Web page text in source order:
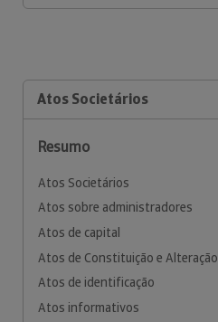
Atos Societários
Resumo
Atos Societários
Atos sobre administradores
Atos de capital
Atos de Constituição e Alteração
Atos de identificação
Atos informativos